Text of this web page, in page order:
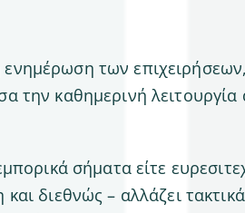
των
την καθημερινή
σήματα είτε
διεθνώς – αλλάζει τακτικά